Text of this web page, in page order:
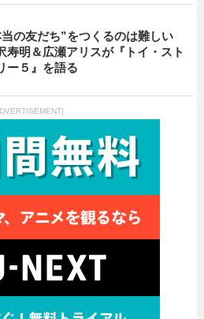
当の友だち”をつくるのは難しい
寿明＆広瀬アリスが『トイ・スト
ー５』を語る